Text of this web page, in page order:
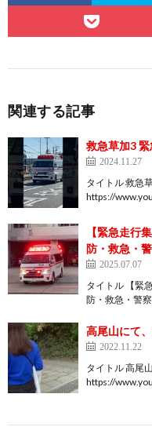
関連する記事
救急草加3
2024.11.27
タイトル 救急
https://
【緊急走行
防・救急・
2025.07.07
タイトル 【緊
防・救急・警
高尾山にて
2022.11.22
タイトル 高尾
https://